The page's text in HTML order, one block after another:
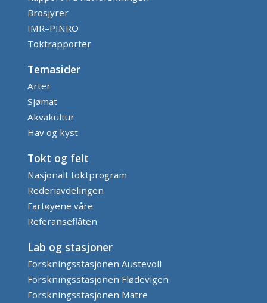
Brosjyrer
IMR–PINRO
Toktrapporter
Temasider
Arter
Sjømat
Akvakultur
Hav og kyst
Tokt og felt
Nasjonalt toktprogram
Rederiavdelingen
Fartøyene våre
Referanseflåten
Lab og stasjoner
Forskningsstasjonen Austevoll
Forskningsstasjonen Flødevigen
Forskningsstasjonen Matre